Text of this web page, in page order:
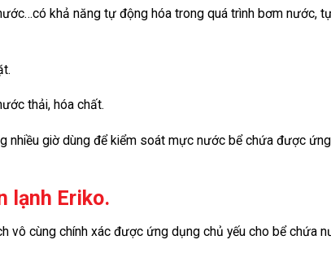
khả năng tự động hóa trong quá trình bơm nước,
thải, hóa chất.
nhiều giờ dùng để kiểm soát mực nước bể chứa được
lạnh Eriko.
vô cùng chính xác được ứng dụng chủ yếu cho bể chứa